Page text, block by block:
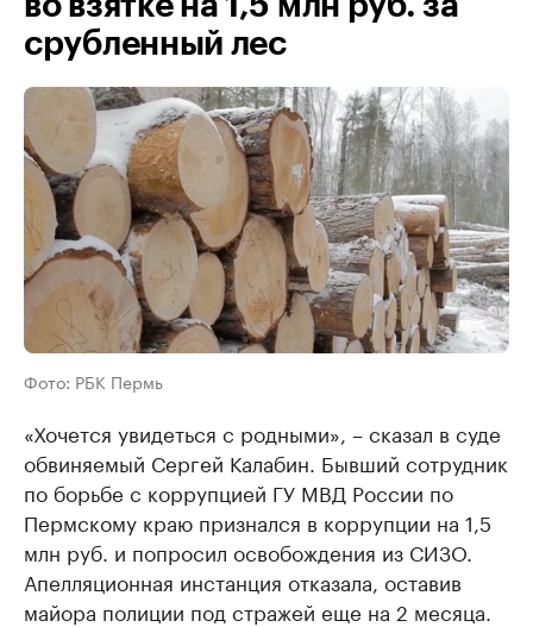
срубленный лес
Фото: РБК Пермь
«Хочется увидеться с родными», – сказал в суде
обвиняемый Сергей Калабин. Бывший сотрудник
по борьбе с коррупцией ГУ МВД России по
Пермскому краю признался в коррупции на 1,5
млн руб. и попросил освобождения из СИЗО.
Апелляционная инстанция отказала, оставив
майора полиции под стражей еще на 2 месяца.